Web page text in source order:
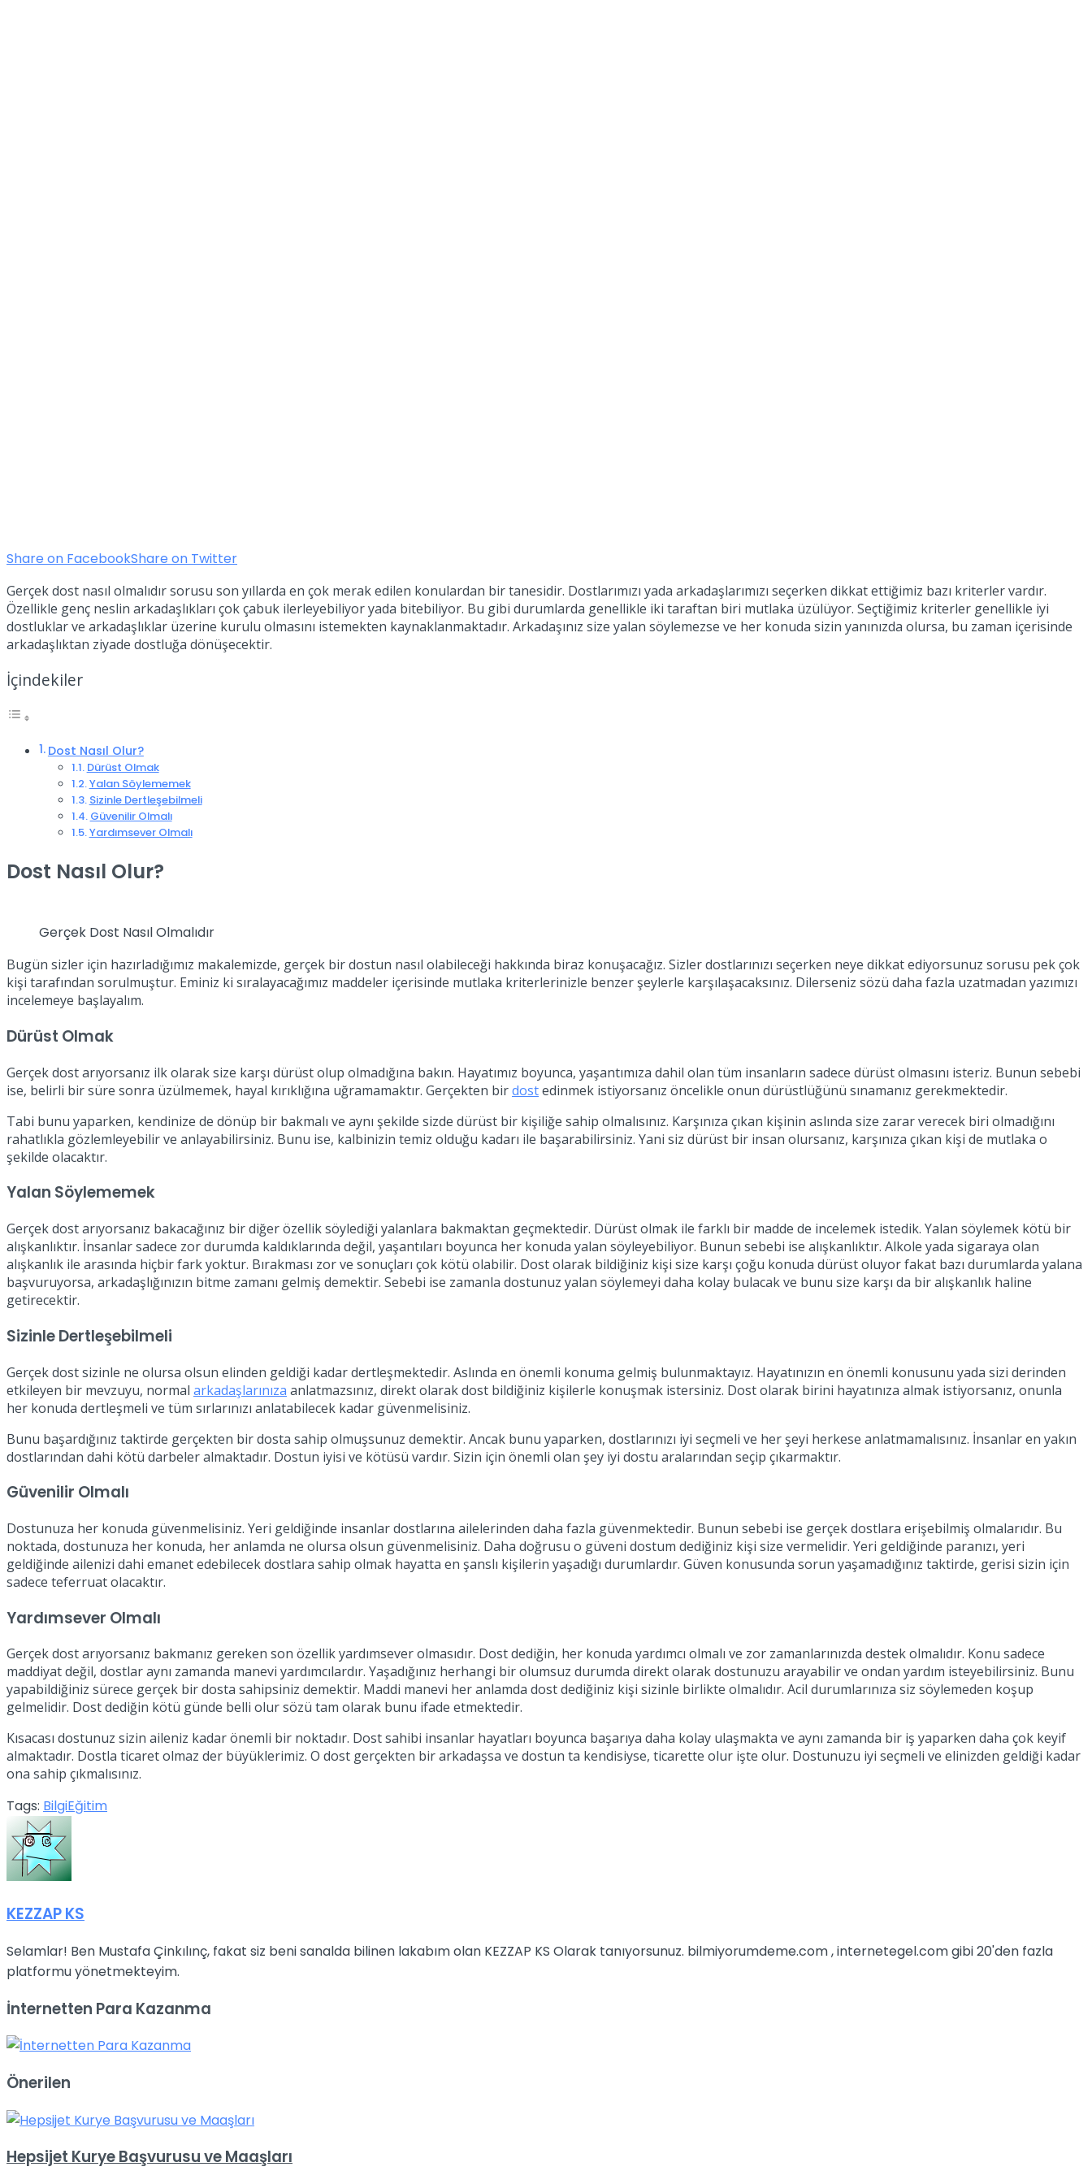
Share on FacebookShare on Twitter
Gerçek dost nasıl olmalıdır sorusu son yıllarda en çok merak edilen konulardan bir tanesidir. Dostlarımızı yada arkadaşlarımızı seçerken dikkat ettiğimiz bazı kriterler vardır.
Özellikle genç neslin arkadaşlıkları çok çabuk ilerleyebiliyor yada bitebiliyor. Bu gibi durumlarda genellikle iki taraftan biri mutlaka üzülüyor. Seçtiğimiz kriterler genellikle iyi
dostluklar ve arkadaşlıklar üzerine kurulu olmasını istemekten kaynaklanmaktadır. Arkadaşınız size yalan söylemezse ve her konuda sizin yanınızda olursa, bu zaman içerisinde
arkadaşlıktan ziyade dostluğa dönüşecektir.
İçindekiler
Dost Nasıl Olur?
Dürüst Olmak
Yalan Söylememek
Sizinle Dertleşebilmeli
Güvenilir Olmalı
Yardımsever Olmalı
Dost Nasıl Olur?
Gerçek Dost Nasıl Olmalıdır
Bugün sizler için hazırladığımız makalemizde, gerçek bir dostun nasıl olabileceği hakkında biraz konuşacağız. Sizler dostlarınızı seçerken neye dikkat ediyorsunuz sorusu pek çok
kişi tarafından sorulmuştur. Eminiz ki sıralayacağımız maddeler içerisinde mutlaka kriterlerinizle benzer şeylerle karşılaşacaksınız. Dilerseniz sözü daha fazla uzatmadan yazımızı
incelemeye başlayalım.
Dürüst Olmak
Gerçek dost arıyorsanız ilk olarak size karşı dürüst olup olmadığına bakın. Hayatımız boyunca, yaşantımıza dahil olan tüm insanların sadece dürüst olmasını isteriz. Bunun sebebi
ise, belirli bir süre sonra üzülmemek, hayal kırıklığına uğramamaktır. Gerçekten birdostedinmek istiyorsanız öncelikle onun dürüstlüğünü sınamanız gerekmektedir.
Tabi bunu yaparken, kendinize de dönüp bir bakmalı ve aynı şekilde sizde dürüst bir kişiliğe sahip olmalısınız. Karşınıza çıkan kişinin aslında size zarar verecek biri olmadığını
rahatlıkla gözlemleyebilir ve anlayabilirsiniz. Bunu ise, kalbinizin temiz olduğu kadarı ile başarabilirsiniz. Yani siz dürüst bir insan olursanız, karşınıza çıkan kişi de mutlaka o
şekilde olacaktır.
Yalan Söylememek
Gerçek dost arıyorsanız bakacağınız bir diğer özellik söylediği yalanlara bakmaktan geçmektedir. Dürüst olmak ile farklı bir madde de incelemek istedik. Yalan söylemek kötü bir
alışkanlıktır. İnsanlar sadece zor durumda kaldıklarında değil, yaşantıları boyunca her konuda yalan söyleyebiliyor. Bunun sebebi ise alışkanlıktır. Alkole yada sigaraya olan
alışkanlık ile arasında hiçbir fark yoktur. Bırakması zor ve sonuçları çok kötü olabilir. Dost olarak bildiğiniz kişi size karşı çoğu konuda dürüst oluyor fakat bazı durumlarda yalana
başvuruyorsa, arkadaşlığınızın bitme zamanı gelmiş demektir. Sebebi ise zamanla dostunuz yalan söylemeyi daha kolay bulacak ve bunu size karşı da bir alışkanlık haline
getirecektir.
Sizinle Dertleşebilmeli
Gerçek dost sizinle ne olursa olsun elinden geldiği kadar dertleşmektedir. Aslında en önemli konuma gelmiş bulunmaktayız. Hayatınızın en önemli konusunu yada sizi derinden
etkileyen bir mevzuyu, normal arkadaşlarınıza anlatmazsınız, direkt olarak dost bildiğiniz kişilerle konuşmak istersiniz. Dost olarak birini hayatınıza almak istiyorsanız, onunla
her konuda dertleşmeli ve tüm sırlarınızı anlatabilecek kadar güvenmelisiniz.
Bunu başardığınız taktirde gerçekten bir dosta sahip olmuşsunuz demektir. Ancak bunu yaparken, dostlarınızı iyi seçmeli ve her şeyi herkese anlatmamalısınız. İnsanlar en yakın
dostlarından dahi kötü darbeler almaktadır. Dostun iyisi ve kötüsü vardır. Sizin için önemli olan şey iyi dostu aralarından seçip çıkarmaktır.
Güvenilir Olmalı
Dostunuza her konuda güvenmelisiniz. Yeri geldiğinde insanlar dostlarına ailelerinden daha fazla güvenmektedir. Bunun sebebi ise gerçek dostlara erişebilmiş olmalarıdır. Bu
noktada, dostunuza her konuda, her anlamda ne olursa olsun güvenmelisiniz. Daha doğrusu o güveni dostum dediğiniz kişi size vermelidir. Yeri geldiğinde paranızı, yeri
geldiğinde ailenizi dahi emanet edebilecek dostlara sahip olmak hayatta en şanslı kişilerin yaşadığı durumlardır. Güven konusunda sorun yaşamadığınız taktirde, gerisi sizin için
sadece teferruat olacaktır.
Yardımsever Olmalı
Gerçek dost arıyorsanız bakmanız gereken son özellik yardımsever olmasıdır. Dost dediğin, her konuda yardımcı olmalı ve zor zamanlarınızda destek olmalıdır. Konu sadece
maddiyat değil, dostlar aynı zamanda manevi yardımcılardır. Yaşadığınız herhangi bir olumsuz durumda direkt olarak dostunuzu arayabilir ve ondan yardım isteyebilirsiniz. Bunu
yapabildiğiniz sürece gerçek bir dosta sahipsiniz demektir. Maddi manevi her anlamda dost dediğiniz kişi sizinle birlikte olmalıdır. Acil durumlarınıza siz söylemeden koşup
gelmelidir. Dost dediğin kötü günde belli olur sözü tam olarak bunu ifade etmektedir.
Kısacası dostunuz sizin aileniz kadar önemli bir noktadır. Dost sahibi insanlar hayatları boyunca başarıya daha kolay ulaşmakta ve aynı zamanda bir iş yaparken daha çok keyif
almaktadır. Dostla ticaret olmaz der büyüklerimiz. O dost gerçekten bir arkadaşsa ve dostun ta kendisiyse, ticarette olur işte olur. Dostunuzu iyi seçmeli ve elinizden geldiği kadar
ona sahip çıkmalısınız.
Tags: BilgiEğitim
KEZZAP KS
Selamlar! Ben Mustafa Çinkılınç, fakat siz beni sanalda bilinen lakabım olan KEZZAP KS Olarak tanıyorsunuz. bilmiyorumdeme.com , internetegel.com gibi 20'den fazla
platformu yönetmekteyim.
İnternetten Para Kazanma
Önerilen
Hepsijet Kurye Başvurusu ve Maaşları